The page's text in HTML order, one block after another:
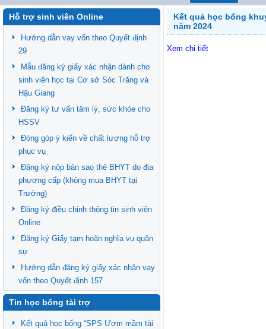
Hỗ trợ sinh viên Online
Hướng dẫn vay vốn theo Quyết định
29
Mẫu đăng ký giấy xác nhận dành cho
sinh viên học tại Cơ sở Sóc Trăng và
Hậu Giang
Đăng ký tư vấn tâm lý, sức khỏe cho
HSSV
Đóng góp ý kiến về chất lượng hỗ trợ
phục vụ
Đăng ký nộp bản sao thẻ BHYT do địa
phương cấp (không mua BHYT tại
Trường)
Đăng ký điều chỉnh thông tin sinh viên
Online
Đăng ký Giấy tạm hoãn nghĩa vụ quân
sự
Hướng dẫn đăng ký giấy xác nhận vay
vốn theo Quyết định 157
Tin học bổng tài trợ
Kết quả học bổng “SPS Ươm mầm tài
Kết quả học bổng
năm 2024
Xem chi tiết